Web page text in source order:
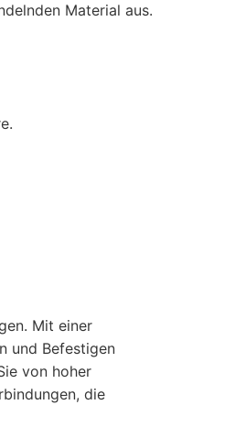
Material aus.
Mit einer
und Befestigen
von hoher
die